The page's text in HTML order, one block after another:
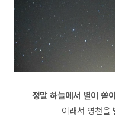
정말 하늘에서 별이 쏟
이래서 영천을